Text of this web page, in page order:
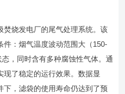
焚烧发电厂的尾气处理系统。该
件：烟气温度波动范围大（150-
，同时含有多种腐蚀性气体。通
现了稳定的运行效果。数据显
下，滤袋的使用寿命仍达到了预